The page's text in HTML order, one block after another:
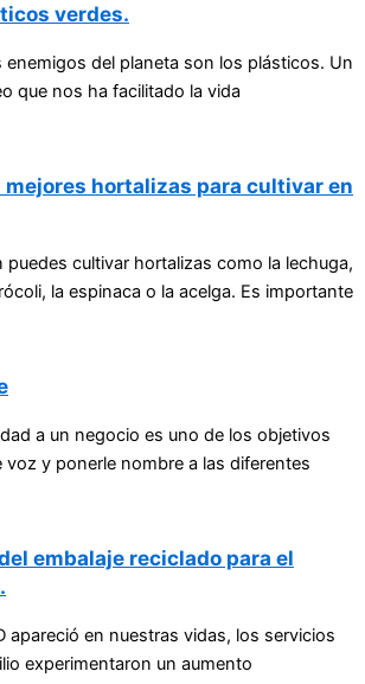
verdes.
enemigos del planeta son los plásticos. Un
que nos ha facilitado la vida
mejores hortalizas para cultivar en
puedes cultivar hortalizas como la lechuga,
la espinaca o la acelga. Es importante
a un negocio es uno de los objetivos
voz y ponerle nombre a las diferentes
embalaje reciclado para el
apareció en nuestras vidas, los servicios
experimentaron un aumento